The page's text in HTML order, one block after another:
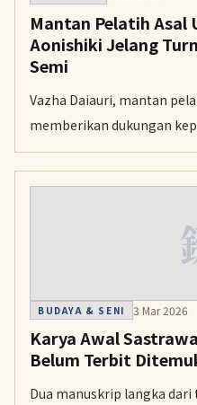
Mantan Pelatih Asal
Aonishiki Jelang
Semi
Vazha Daiauri, mantan
memberikan dukungan
menargetkan gelar ketiga
peringkat tertinggi
BUDAYA & SENI 3 Mar 2026
Karya Awal
Belum Terbit
Dua manuskrip langka